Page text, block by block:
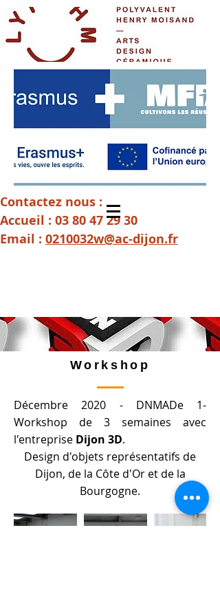
Contactez nous :
Accueil : 03 80 47 29 30
Email : 0210032w@ac-dijon.fr
Workshop
Décembre 2020 - DNMADe 1-
Workshop de 3 semaines avec
l'entreprise Dijon 3D.
Design d'objets représentatifs de
Dijon, de la Côte d'Or et de la
Bourgogne.